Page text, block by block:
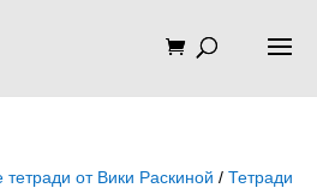
тетради от Вики Раскиной / Тетради